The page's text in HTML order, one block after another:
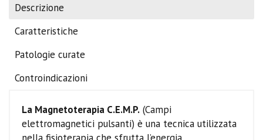
Descrizione
Caratteristiche
Patologie curate
Controindicazioni
La Magnetoterapia C.E.M.P. (Campi
elettromagnetici pulsanti) è una tecnica utilizzata